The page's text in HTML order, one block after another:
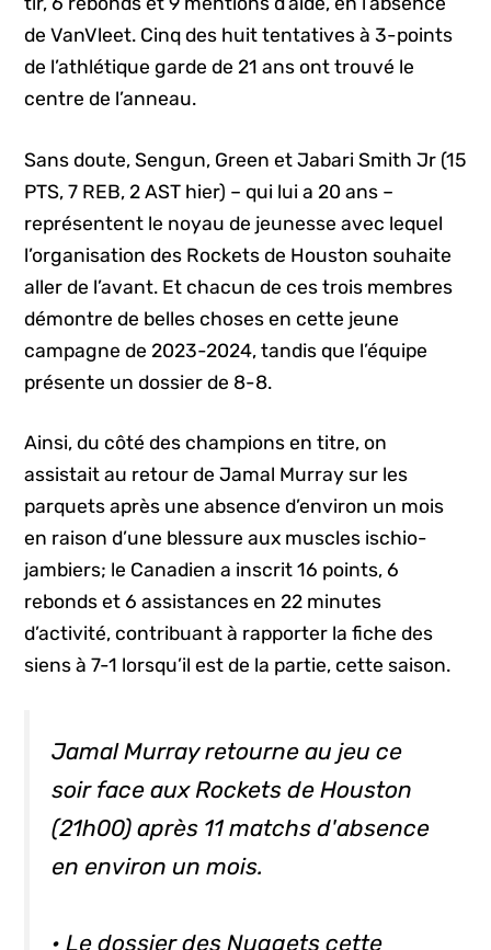
de VanVleet. Cinq des huit tentatives à 3-points
de l’athlétique garde de 21 ans ont trouvé le
centre de l’anneau.
Sans doute, Sengun, Green et Jabari Smith Jr (15
PTS, 7 REB, 2 AST hier) – qui lui a 20 ans –
représentent le noyau de jeunesse avec lequel
l’organisation des Rockets de Houston souhaite
aller de l’avant. Et chacun de ces trois membres
démontre de belles choses en cette jeune
campagne de 2023-2024, tandis que l’équipe
présente un dossier de 8-8.
Ainsi, du côté des champions en titre, on
assistait au retour de Jamal Murray sur les
parquets après une absence d’environ un mois
en raison d’une blessure aux muscles ischio-
jambiers; le Canadien a inscrit 16 points, 6
rebonds et 6 assistances en 22 minutes
d’activité, contribuant à rapporter la fiche des
siens à 7-1 lorsqu’il est de la partie, cette saison.
Jamal Murray retourne au jeu ce
soir face aux Rockets de Houston
(21h00) après 11 matchs d'absence
en environ un mois.
• Le dossier des Nuggets cette